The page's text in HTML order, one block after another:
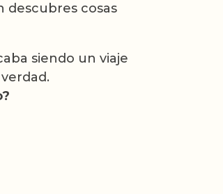
descubres cosas
siendo un viaje